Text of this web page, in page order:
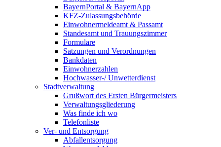
BayernPortal & BayernApp
KFZ-Zulassungsbehörde
Einwohnermeldeamt & Passamt
Standesamt und Trauungszimmer
Formulare
Satzungen und Verordnungen
Bankdaten
Einwohnerzahlen
Hochwasser-/ Unwetterdienst
Stadtverwaltung
Grußwort des Ersten Bürgermeisters
Verwaltungsgliederung
Was finde ich wo
Telefonliste
Ver- und Entsorgung
Abfallentsorgung